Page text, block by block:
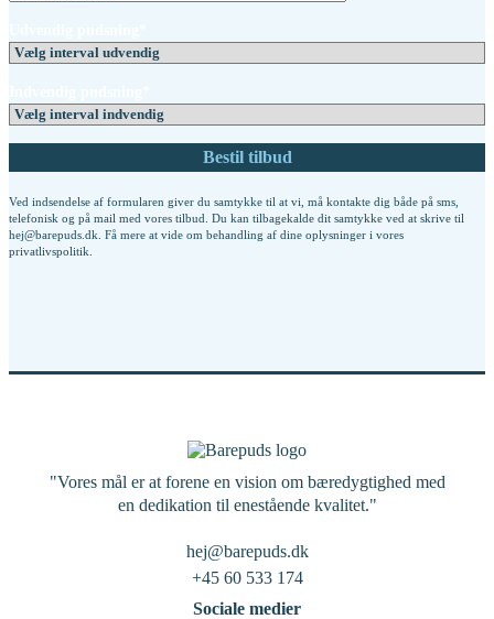
Ved indsendelse af formularen giver du samtykke til at vi, må kontakte dig både på sms,
telefonisk og på mail med vores tilbud. Du kan tilbagekalde dit samtykke ved at skrive til
hej@barepuds.dk. Få mere at vide om behandling af dine oplysninger i vores
privatlivspolitik
"Vores mål er at forene en vision om bæredygtighed med
en dedikation til enestående kvalitet."
hej@barepuds.dk
+45 60 533 174
Sociale medier